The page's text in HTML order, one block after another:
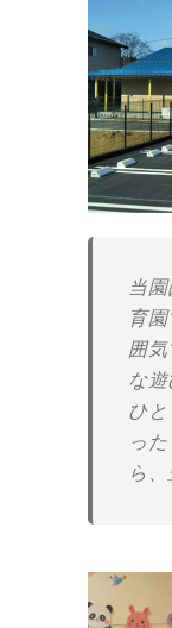
当
育
囲
な
ひ
っ
ら